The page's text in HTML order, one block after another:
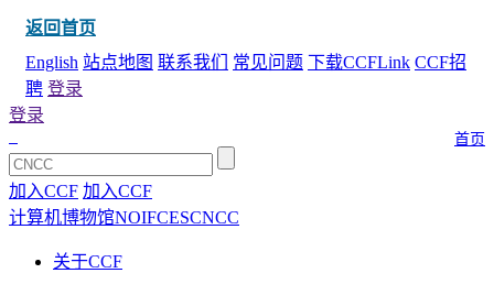
返回首页
English 站点地图 联系我们 常见问题 下载CCFLink CCF招
聘 登录
首页
登录
加入CCF 加入CCF
计算机博物馆NOIFCESCNCC
关于CCF